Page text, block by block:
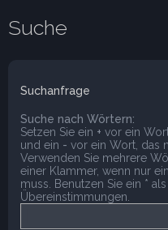
Suche
Suchanfrage
Suche nach Wörtern:
Setzen Sie ein + vor ein
und ein - vor ein Wort, das
Verwenden Sie mehrere
einer Klammer, wenn nur
muss. Benutzen Sie ein *
Übereinstimmungen.